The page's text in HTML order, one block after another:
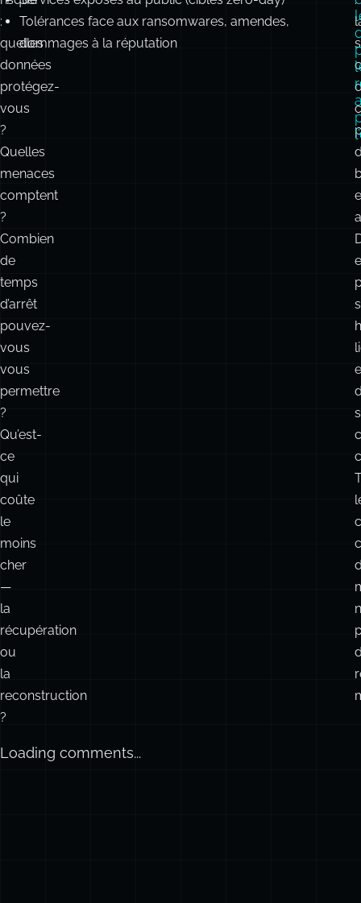
:
quelles
données
protégez-
vous
?
Quelles
menaces
comptent
?
Combien
de
temps
d’arrêt
pouvez-
vous
vous
permettre
?
Qu’est-
ce
qui
coûte
le
moins
cher
—
la
récupération
ou
la
reconstruction
?
Tolérances face aux ransomwares, amendes,
dommages à la réputation
Loading comments...